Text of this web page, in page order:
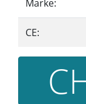
Marke:
CE: